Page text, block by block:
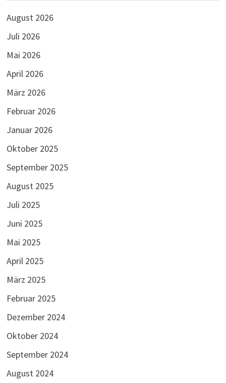
August 2026
Juli 2026
Mai 2026
April 2026
März 2026
Februar 2026
Januar 2026
Oktober 2025
September 2025
August 2025
Juli 2025
Juni 2025
Mai 2025
April 2025
März 2025
Februar 2025
Dezember 2024
Oktober 2024
September 2024
August 2024